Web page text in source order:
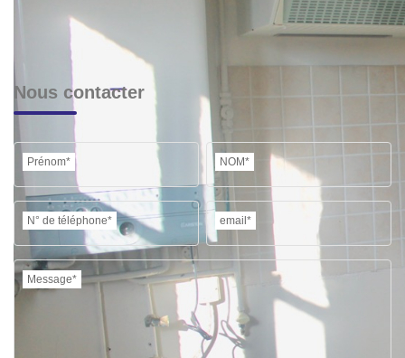
Nous contacter
Prénom* NOM*
N° de téléphone* email*
Message*